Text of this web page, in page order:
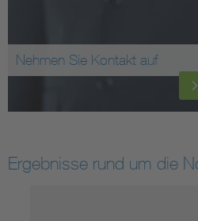
Nehmen Sie Kontakt auf
Ergebnisse rund um die